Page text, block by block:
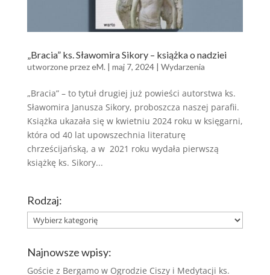
„Bracia” ks. Sławomira Sikory – książka o nadziei
utworzone przezeM. | maj 7, 2024| Wydarzenia
„Bracia” – to tytuł drugiej już powieści autorstwa ks.
Sławomira Janusza Sikory, proboszcza naszej parafii.
Książka ukazała się w kwietniu 2024 roku w księgarni,
która od 40 lat upowszechnia literaturę
chrześcijańską, a w 2021 roku wydała pierwszą
książkę ks. Sikory...
Rodzaj:
Rodzaj:
Najnowsze wpisy:
Goście z Bergamo w Ogrodzie Ciszy i Medytacji ks.